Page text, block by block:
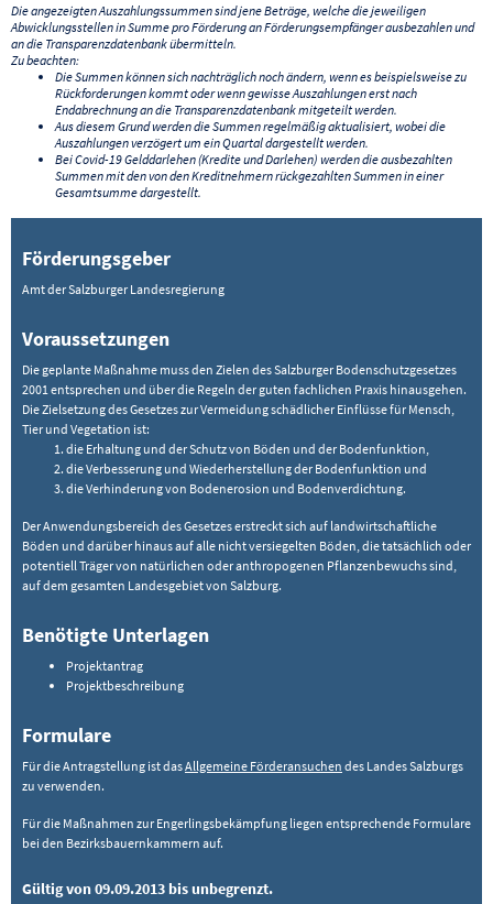
Die angezeigten Auszahlungssummen sind jene Beträge, welche die jeweiligen
Abwicklungsstellen in Summe pro Förderung an Förderungsempfänger ausbezahlen und
an die Transparenzdatenbank übermitteln.
Zu beachten:
Die Summen können sich nachträglich noch ändern, wenn es beispielsweise zu
Rückforderungen kommt oder wenn gewisse Auszahlungen erst nach
Endabrechnung an die Transparenzdatenbank mitgeteilt werden.
Aus diesem Grund werden die Summen regelmäßig aktualisiert, wobei die
Auszahlungen verzögert um ein Quartal dargestellt werden.
Bei Covid-19 Gelddarlehen (Kredite und Darlehen) werden die ausbezahlten
Summen mit den von den Kreditnehmern rückgezahlten Summen in einer
Gesamtsumme dargestellt.
Förderungsgeber
Amt der Salzburger Landesregierung
Voraussetzungen
Die geplante Maßnahme muss den Zielen des Salzburger Bodenschutzgesetzes
2001 entsprechen und über die Regeln der guten fachlichen Praxis hinausgehen.
Die Zielsetzung des Gesetzes zur Vermeidung schädlicher Einflüsse für Mensch,
Tier und Vegetation ist:
die Erhaltung und der Schutz von Böden und der Bodenfunktion,
die Verbesserung und Wiederherstellung der Bodenfunktion und
die Verhinderung von Bodenerosion und Bodenverdichtung.
Der Anwendungsbereich des Gesetzes erstreckt sich auf landwirtschaftliche
Böden und darüber hinaus auf alle nicht versiegelten Böden, die tatsächlich oder
potentiell Träger von natürlichen oder anthropogenen Pflanzenbewuchs sind,
auf dem gesamten Landesgebiet von Salzburg.
Benötigte Unterlagen
Projektantrag
Projektbeschreibung
Formulare
Für die Antragstellung ist dasAllgemeine Förderansuchen des Landes Salzburgs
zu verwenden.
Für die Maßnahmen zur Engerlingsbekämpfung liegen entsprechende Formulare
bei den Bezirksbauernkammern auf.
Gültig von 09.09.2013 bis unbegrenzt.